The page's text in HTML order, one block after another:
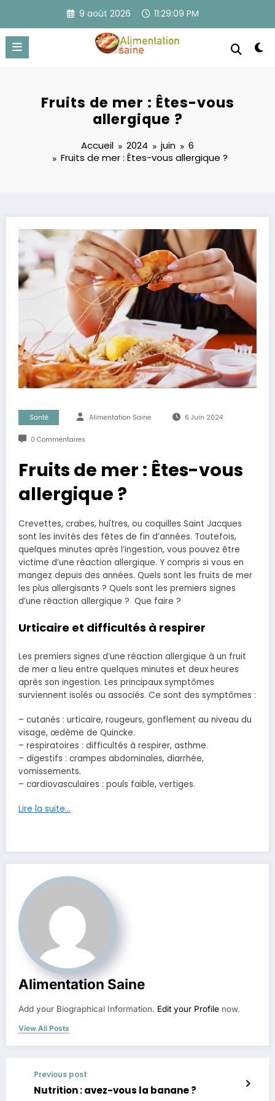
contenu
9 août 2026 11:29:09 PM
Fruits de mer : Êtes-vous
allergique ?
Accueil 2024 juin
6
Fruits de mer : Êtes-vous allergique ?
Santé Alimentation Saine 6 Juin 2024
0 Commentaires
Fruits de mer : Êtes-vous
allergique ?
Crevettes, crabes, huîtres, ou coquilles Saint Jacques
sont les invités des fêtes de fin d’années. Toutefois,
quelques minutes après l’ingestion, vous pouvez être
victime d’une réaction allergique. Y compris si vous en
mangez depuis des années. Quels sont les fruits de mer
les plus allergisants ? Quels sont les premiers signes
d’une réaction allergique ? Que faire ?
Urticaire et difficultés à respirer
Les premiers signes d’une réaction allergique à un fruit
de mer a lieu entre quelques minutes et deux heures
après son ingestion. Les principaux symptômes
surviennent isolés ou associés. Ce sont des symptômes :
– cutanés : urticaire, rougeurs, gonflement au niveau du
visage, œdème de Quincke.
– respiratoires : difficultés à respirer, asthme.
– digestifs : crampes abdominales, diarrhée,
vomissements.
– cardiovasculaires : pouls faible, vertiges.
Lire la suite…
Alimentation Saine
Add your Biographical Information. Edit your Profile now.
View All Posts
Previous post
Nutrition : avez-vous la banane ?